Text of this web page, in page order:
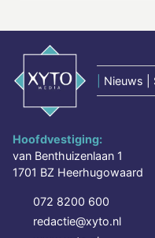
Nieuws |
Hoofdvestiging:
van Benthuizenlaan 1
1701 BZ Heerhugowaard
072 8200 600
redactie@xyto.nl